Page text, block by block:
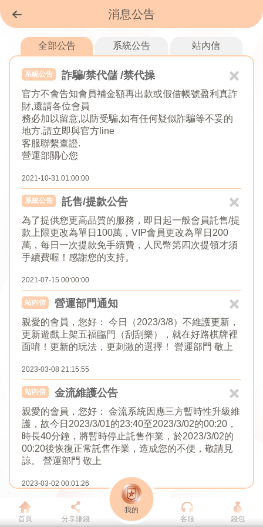
消息公告
全部公告 系統公告 站內信
系統公告 詐騙/禁代儲 /禁代操
官方不會告知會員補金額再出款或假借帳號盈利真詐
財,還請各位會員
務必加以留意,以防受騙,如有任何疑似詐騙等不妥的
地方,請立即與官方line
客服聯繫查證.
營運部關心您
2021-10-31 01:00:00
系統公告 託售/提款公告
為了提供您更高品質的服務，即日起一般會員託售/提
款上限更改為單日100萬，VIP會員更改為單日200
萬，每日一次提款免手續費，人民幣第四次提領才須
手續費喔！感謝您的支持。
2021-07-15 00:00:00
站內信 營運部門通知
親愛的會員，您好： 今日（2023/3/8）不維護更新，
更新遊戲上架五福臨門（刮刮樂），就在好路棋牌裡
面唷！更新的玩法，更刺激的選擇！ 營運部門 敬上
2023-03-08 21:15:55
站內信 金流維護公告
親愛的會員，您好： 金流系統因應三方暫時性升級維
護，故今日2023/3/01的23:40至2023/3/02的00:20，
時長40分鐘，將暫時停止託售作業，於2023/3/02的
00:20後恢復正常託售作業，造成您的不便，敬請見
諒。 營運部門 敬上
2023-03-02 00:01:26
首頁 分享賺錢
我的
客服
錢包